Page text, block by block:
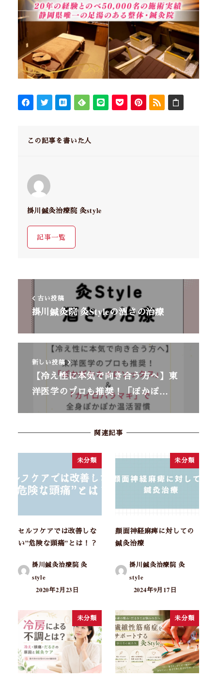
この記事を書いた人
掛川鍼灸治療院 灸style
記事一覧
古い投稿
掛川鍼灸院 灸Styleの酒さの治療
新しい投稿
【冷え性に本気で向き合う方へ】東
洋医学のプロも推奨！「ぽかぽ…
関連記事
未分類
セルフケアでは改善しな
い”危険な頭痛”とは！？
掛川鍼灸治療院 灸
style
2020年2月23日
未分類
顔面神経麻痺に対しての
鍼灸治療
掛川鍼灸治療院 灸
style
2024年9月17日
未分類 未分類